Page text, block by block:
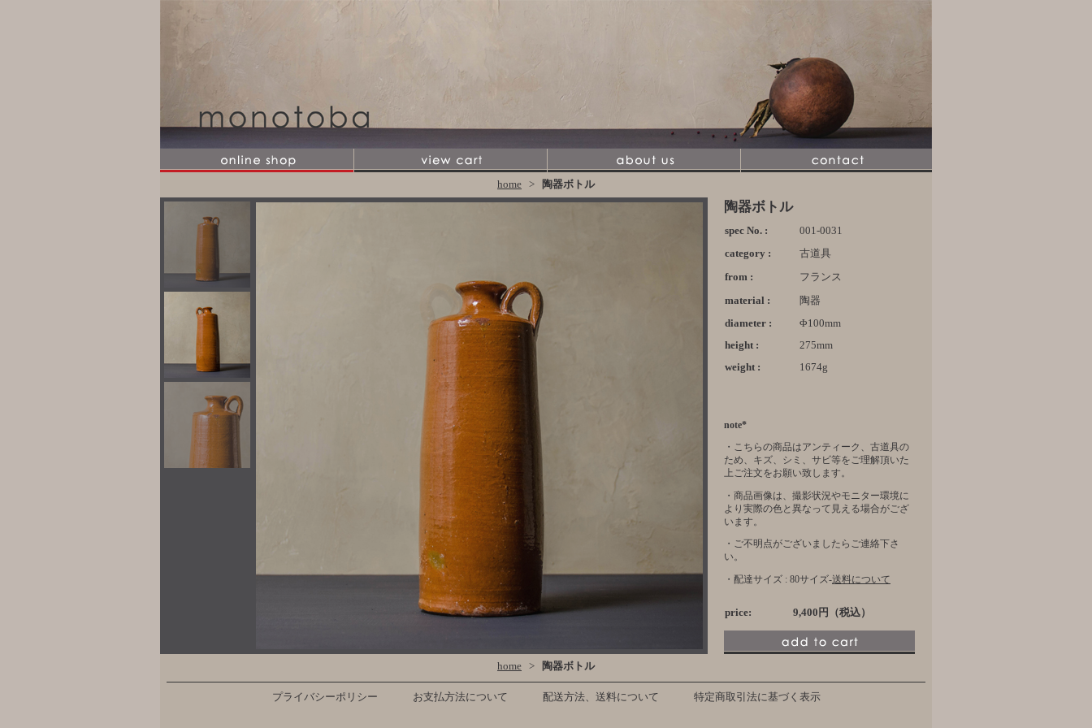
home > 陶器ボトル
陶器ボトル
spec No. :
001-0031
category :
古道具
from : フランス
material :
陶器
diameter :
Φ100mm
height :
275mm
weight :
1674g
note*
・こちらの商品はアンティーク、古道具の
ため、キズ、シミ、サビ等をご理解頂いた
上ご注文をお願い致します。
・商品画像は、撮影状況やモニター環境に
より実際の色と異なって見える場合がござ
います。
・ご不明点がございましたらご連絡下さ
い。
・配達サイズ : 80サイズ-送料について
price: 9,400円（税込）
home > 陶器ボトル
プライバシーポリシー お支払方法について 配送方法、送料について 特定商取引法に基づく表示